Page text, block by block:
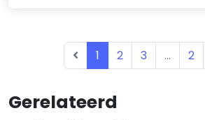
Gerelateerd
1 2 3 ... 2